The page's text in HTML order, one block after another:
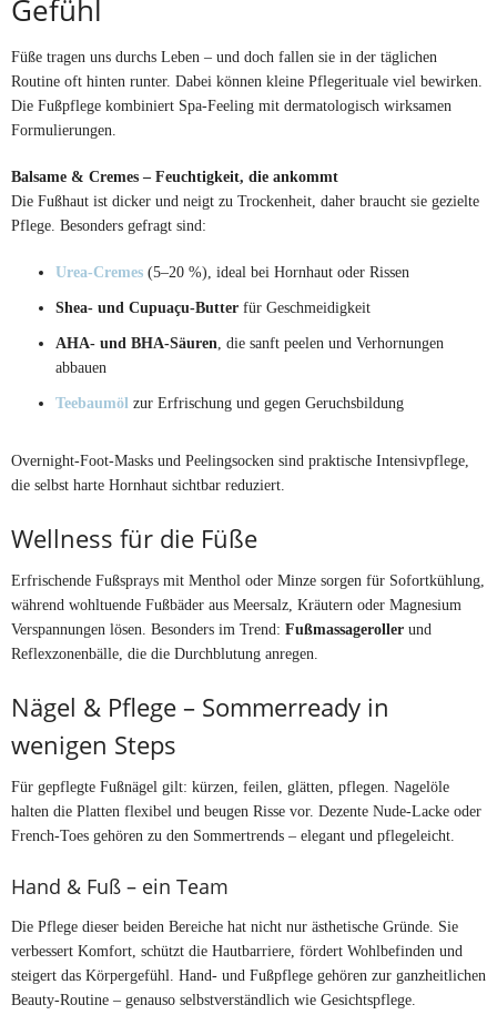
Gefühl
Füße tragen uns durchs Leben – und doch fallen sie in der täglichen
Routine oft hinten runter. Dabei können kleine Pflegerituale viel bewirken.
Die Fußpflege kombiniert Spa-Feeling mit dermatologisch wirksamen
Formulierungen.
Balsame & Cremes – Feuchtigkeit, die ankommt
Die Fußhaut ist dicker und neigt zu Trockenheit, daher braucht sie gezielte
Pflege. Besonders gefragt sind:
Urea-Cremes (5–20 %), ideal bei Hornhaut oder Rissen
Shea- und Cupuaçu-Butter für Geschmeidigkeit
AHA- und BHA-Säuren , die sanft peelen und Verhornungen
abbauen
Teebaumöl zur Erfrischung und gegen Geruchsbildung
Overnight-Foot-Masks und Peelingsocken sind praktische Intensivpflege,
die selbst harte Hornhaut sichtbar reduziert.
Wellness für die Füße
Erfrischende Fußsprays mit Menthol oder Minze sorgen für Sofortkühlung,
während wohltuende Fußbäder aus Meersalz, Kräutern oder Magnesium
Verspannungen lösen. Besonders im Trend: Fußmassageroller und
Reflexzonenbälle, die die Durchblutung anregen.
Nägel & Pflege – Sommerready in
wenigen Steps
Für gepflegte Fußnägel gilt: kürzen, feilen, glätten, pflegen. Nagelöle
halten die Platten flexibel und beugen Risse vor. Dezente Nude-Lacke oder
French-Toes gehören zu den Sommertrends – elegant und pflegeleicht.
Hand & Fuß – ein Team
Die Pflege dieser beiden Bereiche hat nicht nur ästhetische Gründe. Sie
verbessert Komfort, schützt die Hautbarriere, fördert Wohlbefinden und
steigert das Körpergefühl. Hand- und Fußpflege gehören zur ganzheitlichen
Beauty-Routine – genauso selbstverständlich wie Gesichtspflege.